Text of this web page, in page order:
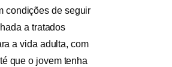
condições de seguir
a tratados
a vida adulta, com
que o jovem tenha